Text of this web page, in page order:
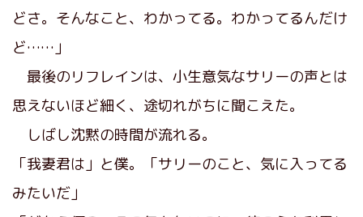
どさ。そんなこと、わかってる。わかってるんだけ
ど……」
最後のリフレインは、小生意気なサリーの声とは
思えないほど細く、途切れがちに聞こえた。
しばし沈黙の時間が流れる。
「我妻君は」と僕。「サリーのこと、気に入ってる
みたいだ」